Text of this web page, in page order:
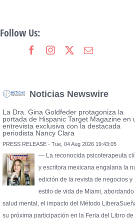
Follow Us:
Noticias Newswire
La Dra. Gina Goldfeder protagoniza la
portada de Hispanic Target Magazine en
entrevista exclusiva con la destacada
periodista Nancy Clara
PRESS RELEASE - Tue, 04 Aug 2026 19:43:05
— La reconocida psicoterapeuta
y escritora mexicana engalana la
edición de la revista de negocios y
estilo de vida de Miami,
salud mental, el impacto del Método
su próxima participación en la Feria del Libro de